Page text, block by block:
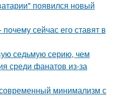
появился новый
сейчас его ставят в
седьмую серию, чем
среди фанатов из-за
минимализм с